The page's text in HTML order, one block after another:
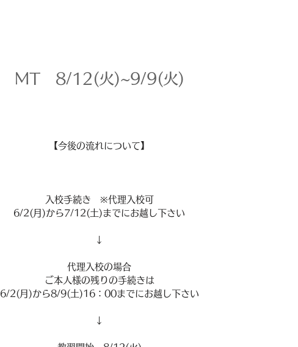
MT 8/12(火)~9/9(火)
【今後の流れについて】
入校手続き ※代理入校可
6/2(月)から7/12(土)までにお越し下さい
↓
代理入校の場合
ご本人様の残りの手続きは
6/2(月)から8/9(土)16：00までにお越し下さい
↓